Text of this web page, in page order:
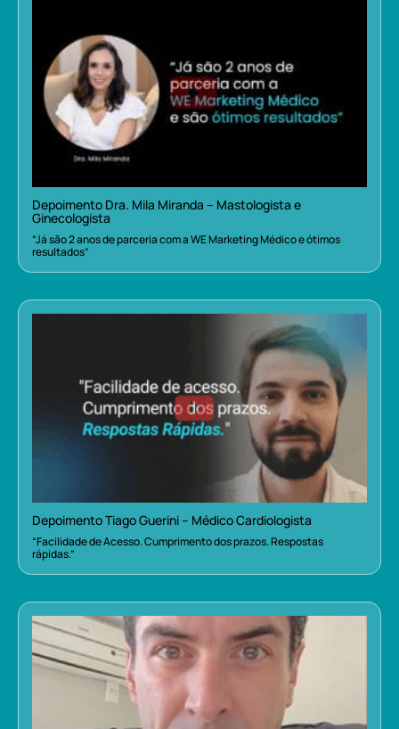
Depoimento Dra. Mila Miranda – Mastologista e
Ginecologista
“Já são 2 anos de parceria com a WE Marketing Médico e ótimos
resultados”
Depoimento Tiago Guerini – Médico Cardiologista
“Facilidade de Acesso. Cumprimento dos prazos. Respostas
rápidas.”